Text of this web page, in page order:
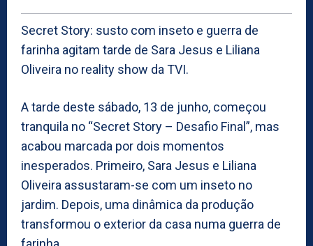
Secret Story: susto com inseto e guerra de
farinha agitam tarde de Sara Jesus e Liliana
Oliveira no reality show da TVI.
A tarde deste sábado, 13 de junho, começou
tranquila no “Secret Story – Desafio Final”, mas
acabou marcada por dois momentos
inesperados. Primeiro, Sara Jesus e Liliana
Oliveira assustaram-se com um inseto no
jardim. Depois, uma dinâmica da produção
transformou o exterior da casa numa guerra de